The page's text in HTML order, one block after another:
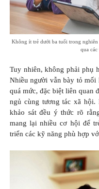
Không ít trẻ dưới ba tuổi trong
qua các
Tuy nhiên, không phải phụ
Nhiều người vẫn bày tỏ
quá mức, đặc biệt liên quan
ngủ cùng tương tác xã
khảo sát đều ý thức rõ
mang lại nhiều cơ hội để
triển các kỹ năng phù hợp